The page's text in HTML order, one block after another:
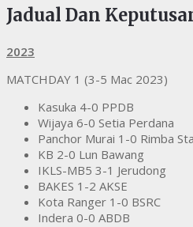
Jadual Dan
2023
MATCHDAY 1 (3-5 Mac 2023)
Kasuka 4-0 PPDB
Wijaya 6-0 Setia Perdana
Panchor Murai 1-0 Rimba
KB 2-0 Lun Bawang
IKLS-MB5 3-1 Jerudong
BAKES 1-2 AKSE
Kota Ranger 1-0 BSRC
Indera 0-0 ABDB